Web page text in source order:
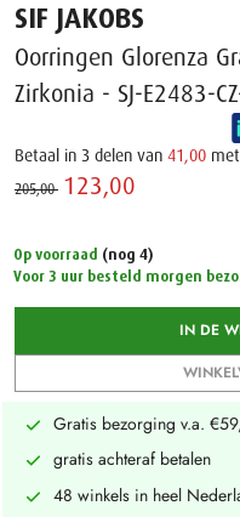
SIF JAKOBS
Oorringen Glorenza
Zirkonia - SJ-E2483-
Betaal in 3 delen van 41,00
205,00 ‌ 123,00 ‌
Op voorraad (nog 4)
Voor 3 uur besteld morgen
IN DE
Gratis bezorging v.a.
gratis achteraf betalen
48 winkels in heel